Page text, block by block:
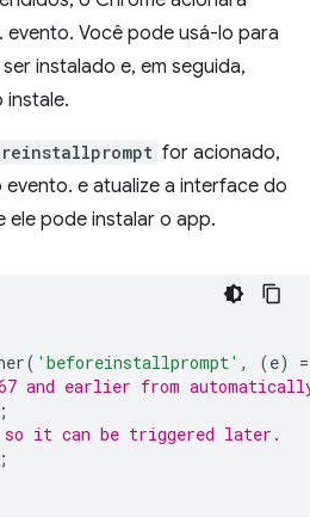
. evento. Você pode usá-lo para
instalado e, em seguida,
instale.
for acionado,
evento. e atualize a interface do
ele pode instalar o app.
( 'beforeinstallprompt' , (e) =
and earlier from
so it can be triggered later.
;